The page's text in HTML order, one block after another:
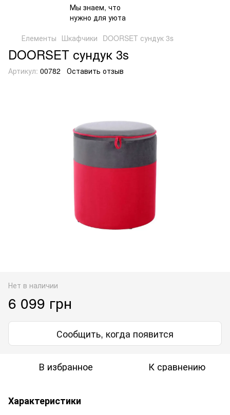
Елементы Шкафчики DOORSET сундук 3s
DOORSET сундук 3s
Артикул: 00782 Оставить отзыв
Нет в наличии
6 099 грн
Сообщить, когда появится
В избранное К сравнению
Характеристики